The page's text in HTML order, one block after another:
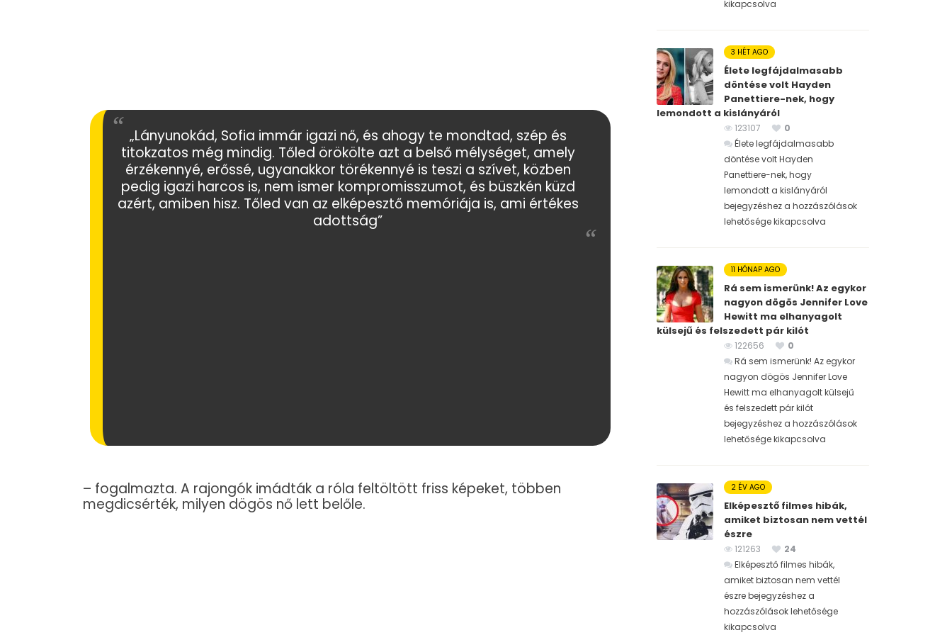
„Lányunokád, Sofia immár igazi nő, és ahogy te mondtad, szép és
titokzatos még mindig. Tőled örökölte azt a belső mélységet, amely
érzékennyé, erőssé, ugyanakkor törékennyé is teszi a szívet, közben
pedig igazi harcos is, nem ismer kompromisszumot, és büszkén küzd
azért, amiben hisz. Tőled van az elképesztő memóriája is, ami értékes
adottság”
– fogalmazta. A rajongók imádták a róla feltöltött friss képeket, többen
megdicsérték, milyen dögös nő lett belőle.
kikapcsolva
3 HÉT AGO
Élete legfájdalmasabb
döntése volt Hayden
Panettiere-nek, hogy
lemondott a kislányáról
123107
0
Élete legfájdalmasabb
döntése volt Hayden
Panettiere-nek, hogy
lemondott a kislányáról
bejegyzéshez a hozzászólások
lehetősége kikapcsolva
11 HÓNAP AGO
Rá sem ismerünk! Az egykor
nagyon dögös Jennifer Love
Hewitt ma elhanyagolt
külsejű és felszedett pár kilót
122656
0
Rá sem ismerünk! Az egykor
nagyon dögös Jennifer Love
Hewitt ma elhanyagolt külsejű
és felszedett pár kilót
bejegyzéshez a hozzászólások
lehetősége kikapcsolva
2 ÉV AGO
Elképesztő filmes hibák,
amiket biztosan nem vettél
észre
121263
24
Elképesztő filmes hibák,
amiket biztosan nem vettél
észre bejegyzéshez a
hozzászólások lehetősége
kikapcsolva